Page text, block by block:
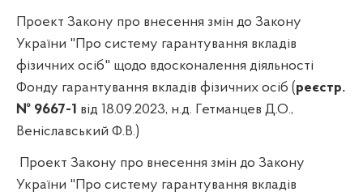
Проект Закону про внесення змін до Закону
України "Про систему гарантування вкладів
фізичних осіб" щодо вдосконалення діяльності
Фонду гарантування вкладів фізичних осіб (реєстр.
№ 9667-1 від 18.09.2023, н.д. Гетманцев Д.О.,
Веніславський Ф.В.)
Проект Закону про внесення змін до Закону
України "Про систему гарантування вкладів